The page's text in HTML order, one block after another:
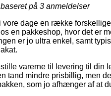
på 3 anmeldelser
vore dage en række
en pakkeshop, hvor det er
er jo ultra enkel, samt
varerne til levering til din
tand mindre prisbillig, men
som jo afhænger af at